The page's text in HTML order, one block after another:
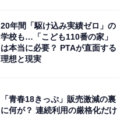
20年間「駆け込み実績ゼロ」の
学校も…「こども110番の家」
は本当に必要？ PTAが直面する
理想と現実
「青春18きっぷ」販売激減の裏
に何が？ 連続利用の厳格化だけ